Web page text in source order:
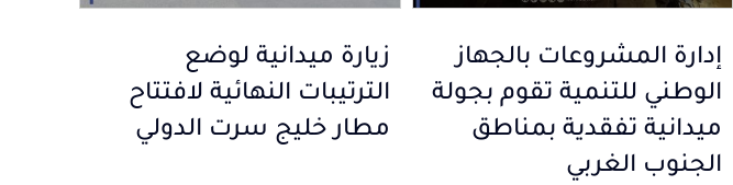
إدارة المشروعات بالجهاز
الوطني للتنمية تقوم بجولة
ميدانية تفقدية بمناطق
الجنوب الغربي
زيارة ميدانية لوضع
الترتيبات النهائية لافتتاح
مطار خليج سرت الدولي